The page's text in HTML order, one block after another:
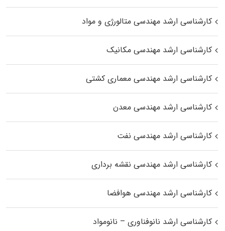
کارشناسی ارشد مهندسی متالورژی و مواد
کارشناسی ارشد مهندسی مکانیک
کارشناسی ارشد مهندسی معماری کشتی
کارشناسی ارشد مهندسی معدن
کارشناسی ارشد مهندسی نفت
کارشناسی ارشد مهندسی نقشه برداری
کارشناسی ارشد مهندسی هوافضا
کارشناسی ارشد نانوفناوری – نانومواد